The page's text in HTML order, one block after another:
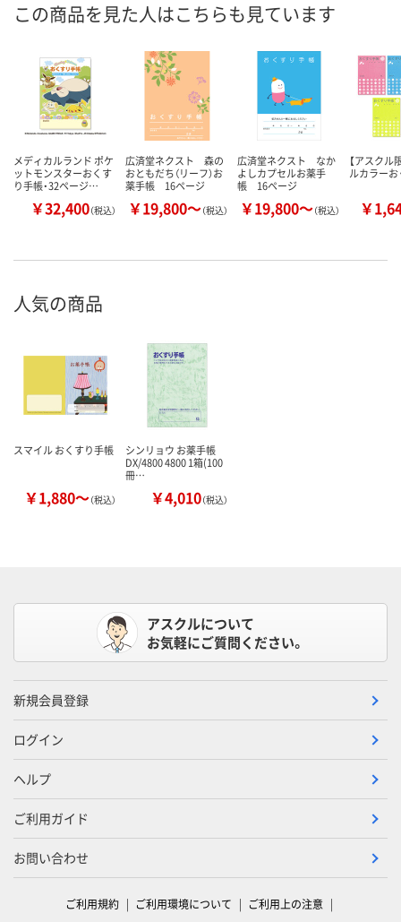
この商品を見た人はこちらも見ています
メディカルランド ポケ
ットモンスターおくす
り手帳・32ページ…
￥32,400（税込）
広済堂ネクスト 森の
おともだち（リーフ）お
薬手帳 16ページ
￥19,800～（税込）
広済堂ネクスト なか
よしカプセルお薬手
帳 16ページ
￥19,800～（税込）
【アスクル
ルカラー
￥
人気の商品
スマイル おくすり手帳
￥1,880～（税込）
シンリョウ お薬手帳
DX/4800 4800 1箱(100
冊…
￥4,010（税込）
アスクルについて
お気軽にご質問ください。
新規会員登録
ログイン
ヘルプ
ご利用ガイド
お問い合わせ
ご利用規約 ご利用環境について ご利用上の注意